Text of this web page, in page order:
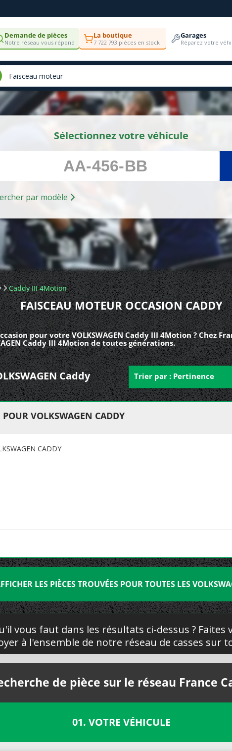
Demande de pièces
Notre réseau vous répond
La boutique
7 722 793 pièces en stock
Garages
Réparez votre
Sélectionnez votre véhicule
Rechercher par modèle
Caddy III 4Motion
FAISCEAU MOTEUR OCCASION CADDY
pour votre VOLKSWAGEN Caddy III 4Motion ? Chez
Caddy III 4Motion de toutes générations.
Caddy
Trier par : Pertinence
VOLKSWAGEN CADDY
CADDY
LES PIÈCES TROUVÉES POUR TOUTES LES
vous faut dans les résultats ci-dessus ? Faites
à l'ensemble de notre réseau de casses sur
de pièce sur le réseau France
01. VOTRE VÉHICULE